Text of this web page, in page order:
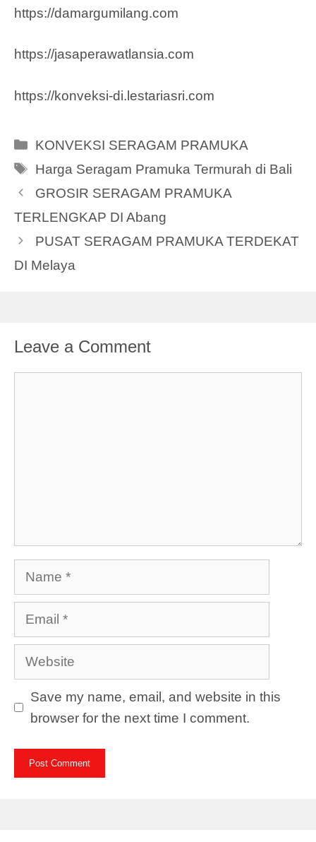
https://damargumilang.com
https://jasaperawatlansia.com
https://konveksi-di.lestariasri.com
Categories
KONVEKSI SERAGAM PRAMUKA
Tags
Harga Seragam Pramuka Termurah di Bali
GROSIR SERAGAM PRAMUKA
TERLENGKAP DI Abang
PUSAT SERAGAM PRAMUKA TERDEKAT
DI Melaya
Leave a Comment
Name
Email
Website
Save my name, email, and website in this
browser for the next time I comment.